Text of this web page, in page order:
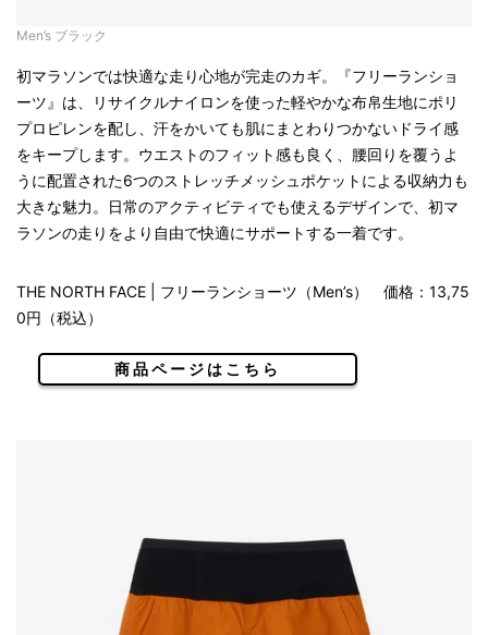
Men’s ブラック
初マラソンでは快適な走り心地が完走のカギ。『フリーランショ
ーツ』は、リサイクルナイロンを使った軽やかな布帛生地にポリ
プロピレンを配し、汗をかいても肌にまとわりつかないドライ感
をキープします。ウエストのフィット感も良く、腰回りを覆うよ
うに配置された6つのストレッチメッシュポケットによる収納力も
大きな魅力。日常のアクティビティでも使えるデザインで、初マ
ラソンの走りをより自由で快適にサポートする一着です。
THE NORTH FACE | フリーランショーツ（Men’s） 価格：13,75
0円（税込）
商品ページはこちら